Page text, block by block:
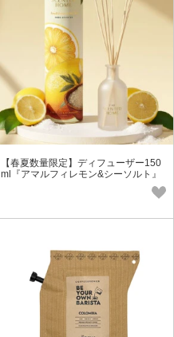
【春夏数量限定】ディフューザー150
ml『アマルフィレモン&シーソルト』